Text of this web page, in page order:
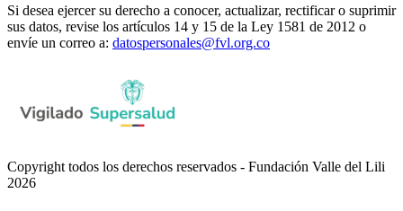
Si desea ejercer su derecho a conocer, actualizar, rectificar o suprimir
sus datos, revise los artículos 14 y 15 de la Ley 1581 de 2012 o
envíe un correo a: datospersonales@fvl.org.co
Copyright todos los derechos reservados - Fundación Valle del Lili
2026